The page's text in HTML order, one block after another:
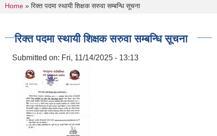
You are here
Home » रिक्त पदमा स्थायी शिक्षक सरुवा सम्बन्धि सूचना
रिक्त पदमा स्थायी शिक्षक सरुवा सम्बन्धि सूचना
Submitted on: Fri, 11/14/2025 - 13:13